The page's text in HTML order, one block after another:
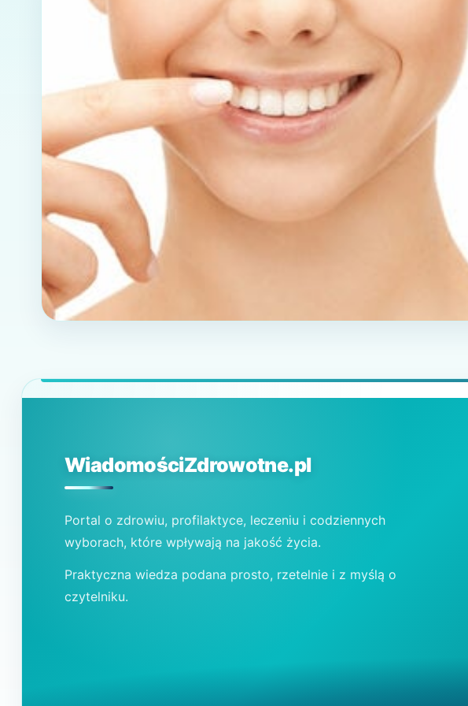
WiadomościZdrowotne.pl
Portal o zdrowiu, profilaktyce, leczeniu i codziennych
wyborach, które wpływają na jakość życia.
Praktyczna wiedza podana prosto, rzetelnie i z myślą o
czytelniku.